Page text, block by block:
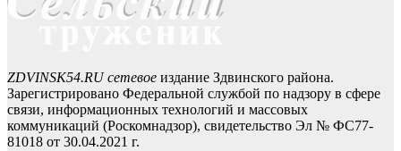
ZDVINSK54.RU сетевое издание Здвинского района.
Зарегистрировано Федеральной службой по надзору в сфере
связи, информационных технологий и массовых
коммуникаций (Роскомнадзор), свидетельство Эл № ФС77-
81018 от 30.04.2021 г.